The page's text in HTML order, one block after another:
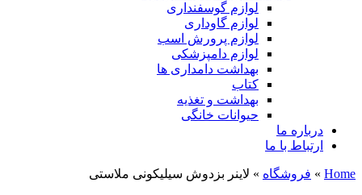
لوازم گوسفنداری
لوازم گاوداری
لوازم پرورش اسب
لوازم دامپزشکی
بهداشت دامداری ها
کتاب
بهداشت و تغذیه
حیوانات خانگی
درباره ما
ارتباط با ما
Home
» فروشگاه » لاینر بزدوش سیلیکونی ملاستی